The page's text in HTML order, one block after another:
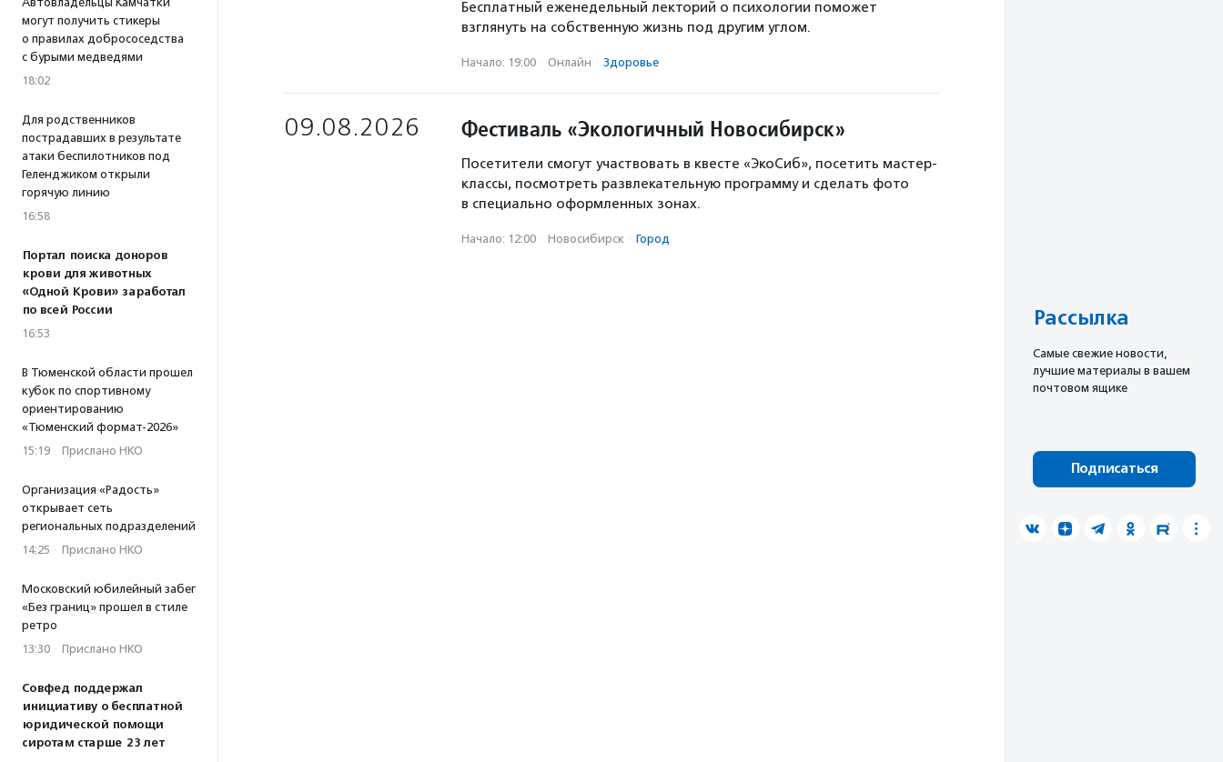
могут получить стикеры
о правилах добрососедства
с бурыми медведями
18:02
Для родственников
пострадавших в результате
атаки беспилотников под
Геленджиком открыли
горячую линию
16:58
Портал поиска доноров
крови для животных
«Одной Крови» заработал
по всей России
16:53
В Тюменской области прошел
кубок по спортивному
ориентированию
«Тюменский формат-2026»
15:19 · Прислано НКО
Организация «Радость»
открывает сеть
региональных подразделений
14:25 · Прислано НКО
Московский юбилейный забег
«Без границ» прошел в стиле
ретро
13:30 · Прислано НКО
Совфед поддержал
инициативу о бесплатной
юридической помощи
сиротам старше 23 лет
Бесплатный еженедельный лекторий о психологии поможет
взглянуть на собственную жизнь под другим углом.
Начало: 19:00 · Онлайн · Здоровье
09.08.2026 Фестиваль «Экологичный Новосибирск»
Посетители смогут участвовать в квесте «ЭкоСиб», посетить мастер-
классы, посмотреть развлекательную программу и сделать фото
в специально оформленных зонах.
Начало: 12:00 · Новосибирск · Город
Рассылка
Cамые свежие новости,
лучшие материалы в вашем
почтовом ящике
Подписаться